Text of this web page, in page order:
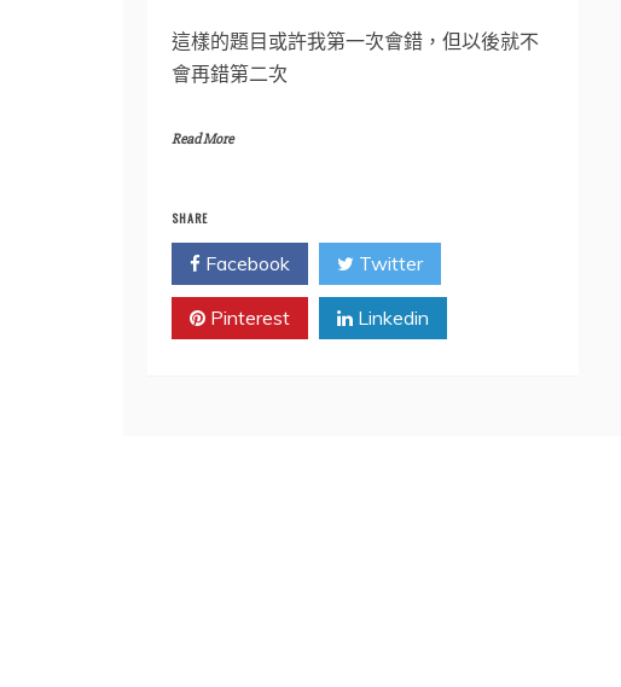
這樣的題目或許我第一次會錯，但以後就不
會再錯第二次
Read More
SHARE
Facebook Twitter
Pinterest Linkedin